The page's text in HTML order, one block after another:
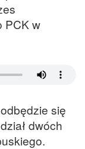
PCK w
się
dwóch